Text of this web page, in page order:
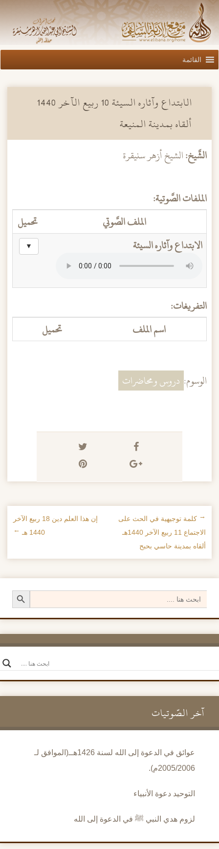
القائمة
الابتداع وآثاره السيئة 10 ربيع الآخر 1440
ألقاه بمدينة المنيعة
الشَّيخ:الشيخ أزهر سنيقرة
الملفات الصَّوتية:
الملف الصَّوتي
تحميل
الابتداع وآثاره السيئة
▼
التفريغات:
اسم الملف
تحميل
الوسوم: دروس ومحاضرات
تصفح الإدراجات
← كلمة توجيهية في الحث على
الاجتماع 11 ربيع الآخر 1440هـ
ألقاه بمدينة حاسي بحبح
إن هذا العلم دين 18 ربيع الآخر
1440 هـ
→
for:
Search Button
آخر الصَّوتيات
عوائق في الدعوة إلى الله لسنة 1426هــ(الموافق لـ
2005/2006م).
التوحيد دعوة الأنبياء
لزوم هدي النبي ﷺ في الدعوة إلى الله